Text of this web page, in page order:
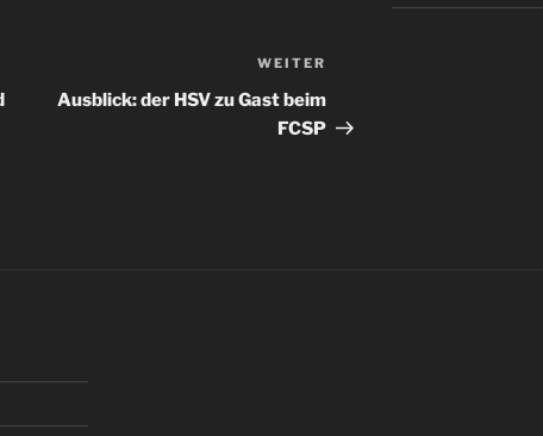
Beitrag
WEITER
Ausblick: der HSV zu Gast beim
FCSP